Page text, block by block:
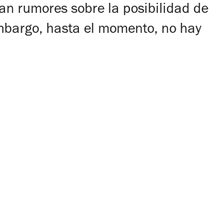
rumores sobre la posibilidad de
hasta el momento, no hay